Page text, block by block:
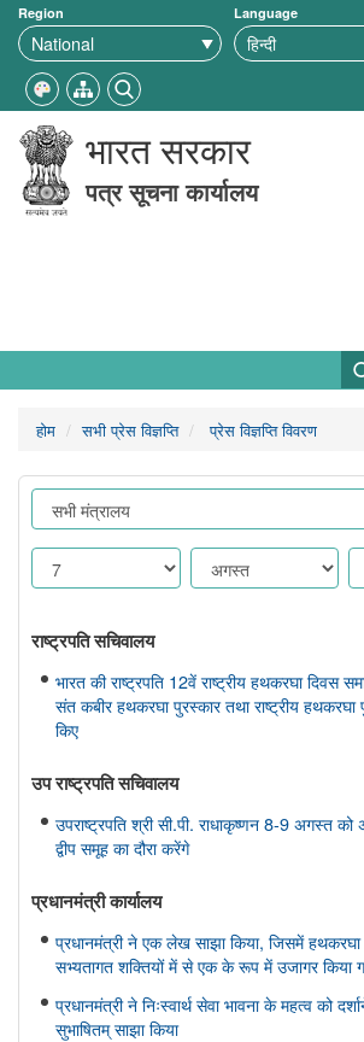
Region Language
भारत सरकार
पत्र सूचना कार्यालय
होम सभी प्रेस विज्ञप्ति प्रेस विज्ञप्ति विवरण
राष्ट्रपति सचिवालय
भारत की राष्ट्रपति 12वें राष्ट्रीय हथकरघा दिवस
संत कबीर हथकरघा पुरस्कार तथा राष्ट्रीय
किए
उप राष्ट्रपति सचिवालय
उपराष्ट्रपति श्री सी.पी. राधाकृष्णन 8-9 अगस्त
द्वीप समूह का दौरा करेंगे
प्रधानमंत्री कार्यालय
प्रधानमंत्री ने एक लेख साझा किया, जिसमें
सभ्यतागत शक्तियों में से एक के रूप में उजागर किया
प्रधानमंत्री ने निःस्वार्थ सेवा भावना के महत्व को
सुभाषितम् साझा किया